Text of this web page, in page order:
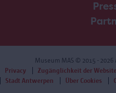
Museum MAS © 2015 - 2026
Privacy
Zugänglichkeit der Website
Stadt Antwerpen
Über Cookies